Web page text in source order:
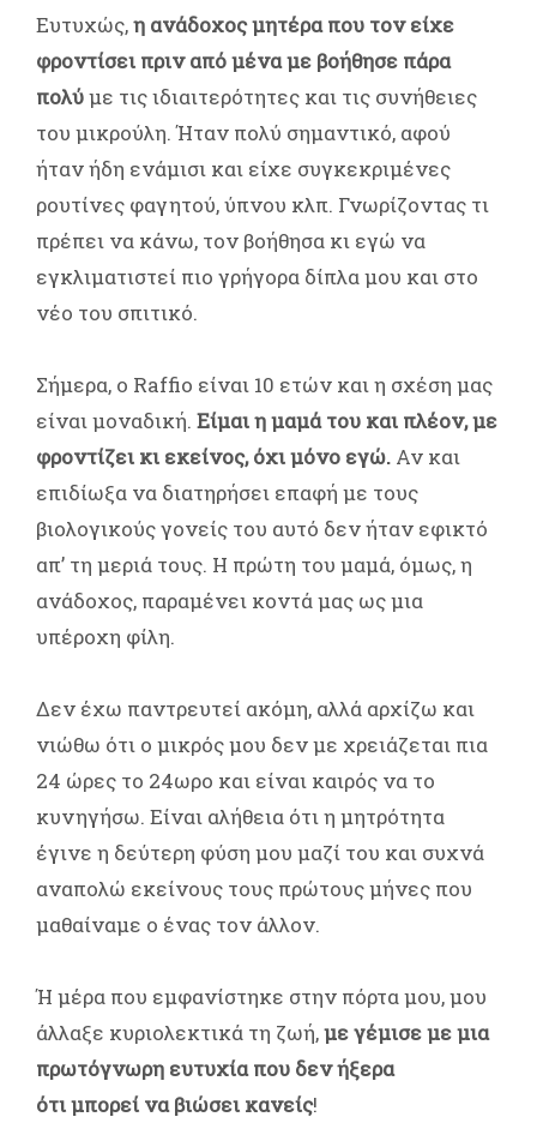
Ευτυχώς,η ανάδοχος μητέρα που τον είχε
φροντίσει πριν από μένα με βοήθησε πάρα
πολύμε τις ιδιαιτερότητες και τις συνήθειες
του μικρούλη. Ήταν πολύ σημαντικό, αφού
ήταν ήδη ενάμισι και είχε συγκεκριμένες
ρουτίνες φαγητού, ύπνου κλπ. Γνωρίζοντας τι
πρέπει να κάνω, τον βοήθησα κι εγώ να
εγκλιματιστεί πιο γρήγορα δίπλα μου και στο
νέο του σπιτικό.
Σήμερα, ο Raffio είναι 10 ετών και η σχέση μας
είναι μοναδική. Είμαι η μαμά του και πλέον, με
φροντίζει κι εκείνος, όχι μόνο εγώ. Αν και
επιδίωξα να διατηρήσει επαφή με τους
βιολογικούς γονείς του αυτό δεν ήταν εφικτό
απ’ τη μεριά τους. Η πρώτη του μαμά, όμως, η
ανάδοχος, παραμένει κοντά μας ως μια
υπέροχη φίλη.
Δεν έχω παντρευτεί ακόμη, αλλά αρχίζω και
νιώθω ότι ο μικρός μου δεν με χρειάζεται πια
24 ώρες το 24ωρο και είναι καιρός να το
κυνηγήσω. Είναι αλήθεια ότι η μητρότητα
έγινε η δεύτερη φύση μου μαζί του και συχνά
αναπολώ εκείνους τους πρώτους μήνες που
μαθαίναμε ο ένας τον άλλον.
Ή μέρα που εμφανίστηκε στην πόρτα μου, μου
άλλαξε κυριολεκτικά τη ζωή,με γέμισε με μια
πρωτόγνωρη ευτυχία που δεν ήξερα
ότι μπορεί να βιώσει κανείς!